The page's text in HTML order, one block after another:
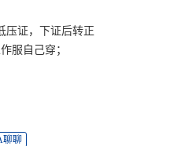
压证，下证后转正
服自己穿；
聊聊